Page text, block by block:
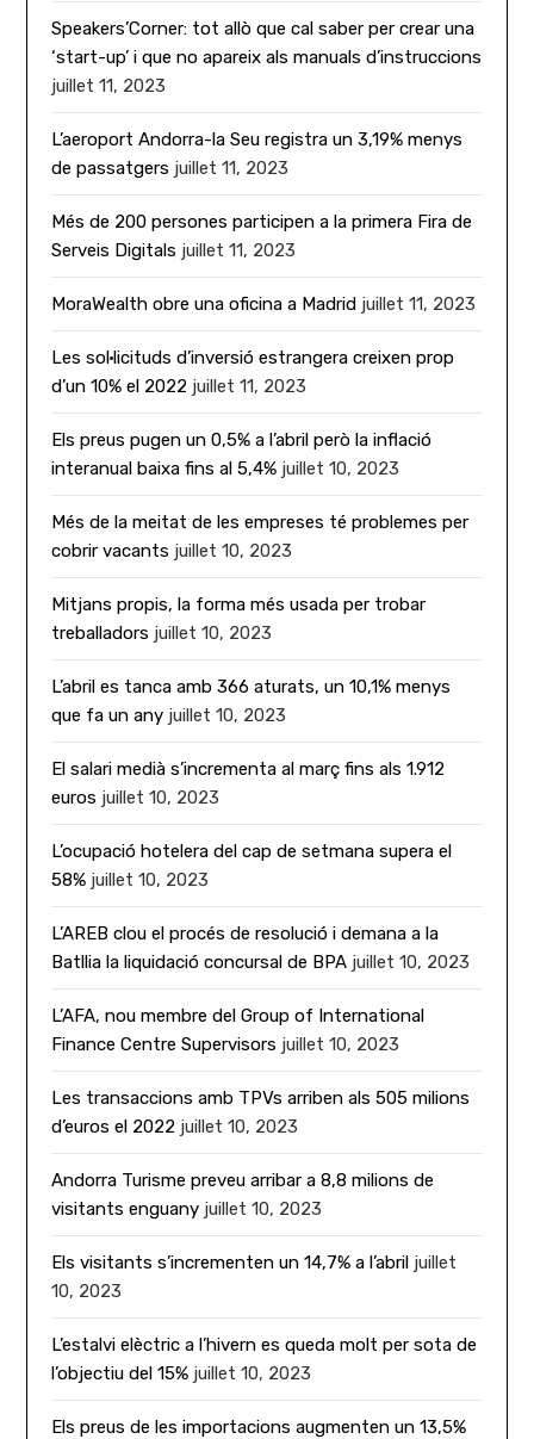
Speakers’Corner: tot allò que cal saber per crear una
‘start-up’ i que no apareix als manuals d’instruccions
juillet 11, 2023
L’aeroport Andorra-la Seu registra un 3,19% menys
de passatgers juillet 11, 2023
Més de 200 persones participen a la primera Fira de
Serveis Digitals juillet 11, 2023
MoraWealth obre una oficina a Madrid juillet 11, 2023
Les sol·licituds d’inversió estrangera creixen prop
d’un 10% el 2022 juillet 11, 2023
Els preus pugen un 0,5% a l’abril però la inflació
interanual baixa fins al 5,4% juillet 10, 2023
Més de la meitat de les empreses té problemes per
cobrir vacants juillet 10, 2023
Mitjans propis, la forma més usada per trobar
treballadors juillet 10, 2023
L’abril es tanca amb 366 aturats, un 10,1% menys
que fa un any juillet 10, 2023
El salari medià s’incrementa al març fins als 1.912
euros juillet 10, 2023
L’ocupació hotelera del cap de setmana supera el
58% juillet 10, 2023
L’AREB clou el procés de resolució i demana a la
Batllia la liquidació concursal de BPA juillet 10, 2023
L’AFA, nou membre del Group of International
Finance Centre Supervisors juillet 10, 2023
Les transaccions amb TPVs arriben als 505 milions
d’euros el 2022 juillet 10, 2023
Andorra Turisme preveu arribar a 8,8 milions de
visitants enguany juillet 10, 2023
Els visitants s’incrementen un 14,7% a l’abril juillet
10, 2023
L’estalvi elèctric a l’hivern es queda molt per sota de
l’objectiu del 15% juillet 10, 2023
Els preus de les importacions augmenten un 13,5%